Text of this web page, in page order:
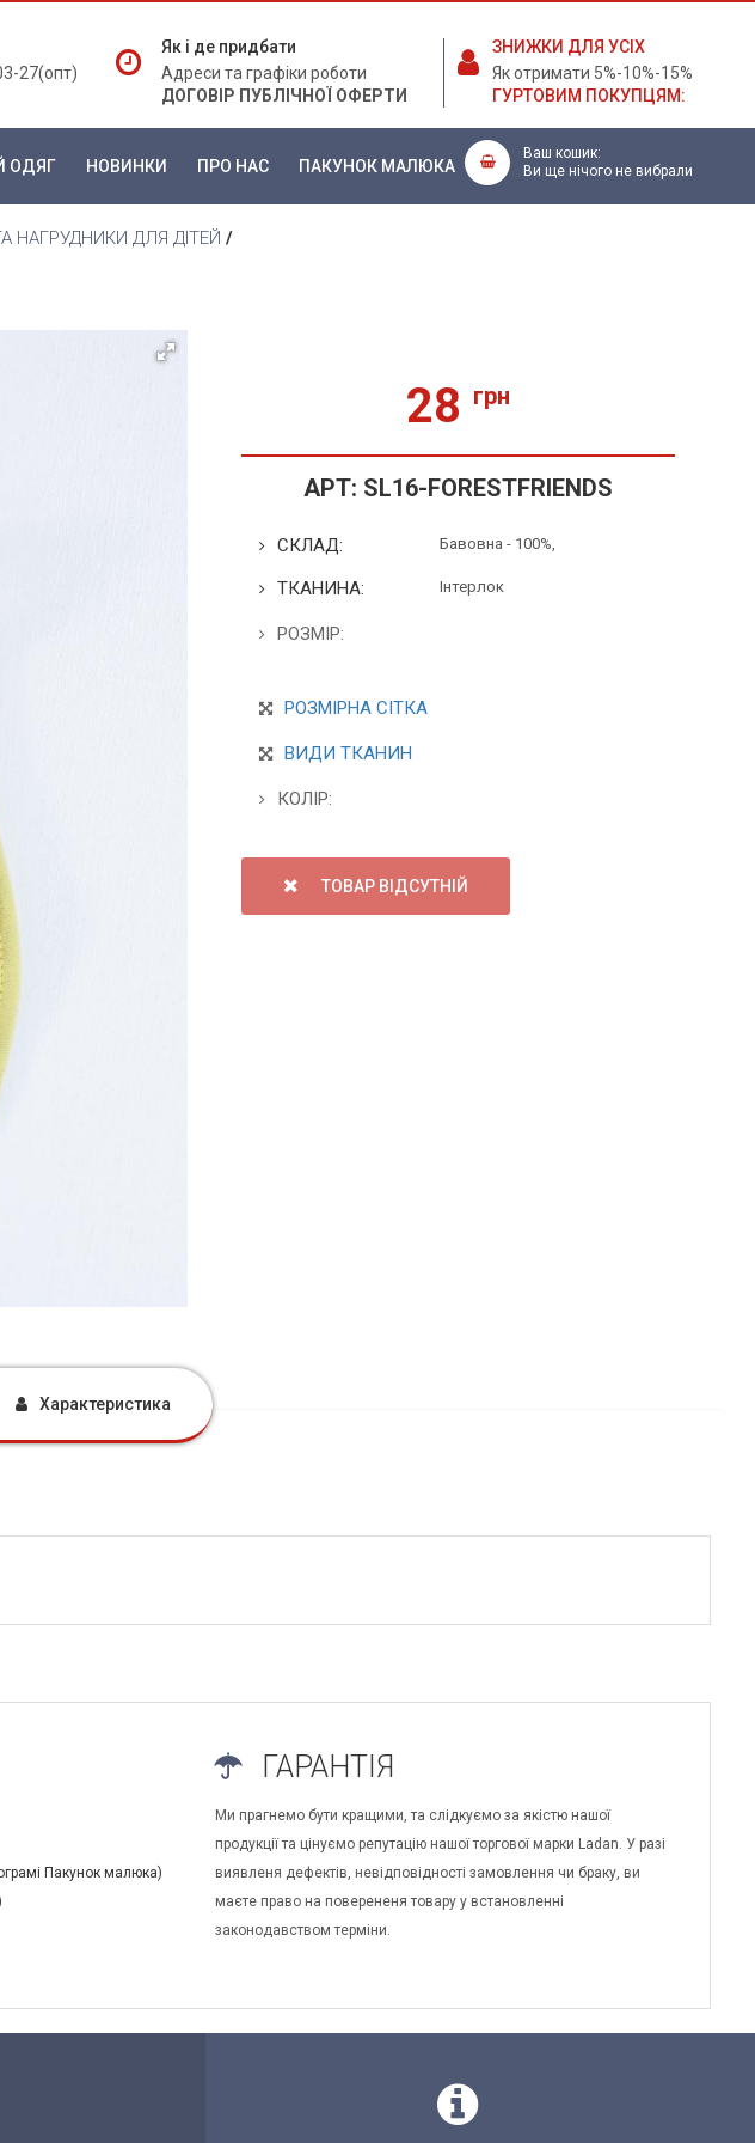
27(опт)
Як і де придбати
Адреси та графіки роботи
ДОГОВІР ПУБЛІЧНОЇ ОФЕРТИ
ЗНИЖКИ ДЛЯ УСІХ
Як отримати 5%-10%-15%
ГУРТОВИМ ПОКУПЦЯМ:
ОДЯГ НОВИНКИ ПРО НАС ПАКУНОК МАЛЮКА
Ваш кошик:
Ви ще нічого не вибрали
НАГРУДНИКИ ДЛЯ ДІТЕЙ /
28 грн
АРТ: SL16-FORESTFRIENDS
СКЛАД: Бавовна - 100%,
ТКАНИНА: Інтерлок
РОЗМІР:
РОЗМІРНА СІТКА
ВИДИ ТКАНИН
КОЛІР:
ТОВАР ВІДСУТНІЙ
Характеристика
Пакунок малюка)
ГАРАНТІЯ
Ми прагнемо бути кращими, та слідкуємо за якістю нашої
продукції та цінуємо репутацію нашої торгової марки Ladan. У разі
виявленя дефектів, невідповідності замовлення чи браку, ви
маєте право на поверененя товару у встановленні
законодавством терміни.